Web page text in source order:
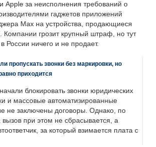
Apple за неисполнения требований о
гаджетов приложений
Max на устройства, продающиеся
Компании грозит крупный штраф, но тут
России ничего и не продает.
пропускать звонки без маркировки, но
приходится
блокировать звонки юридических
и массовые автоматизированные
не заключены договоры. Однако, по
вызов при этом не сбрасывается, а
за который взимается плата с